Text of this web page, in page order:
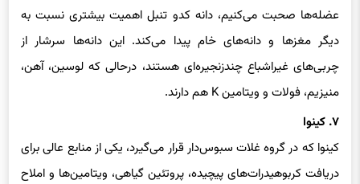
عضله‌ها صحبت می‌کنیم، دانه کدو تنبل اهمیت بیشتری نسبت به
دیگر مغزها و دانه‌های خام پیدا می‌کند. این دانه‌ها سرشار از
چربی‌های غیراشباع چندزنجیره‌ای هستند، درحالی که لوسین، آهن،
منیزیم، فولات و ویتامین K هم دارند.
۷. کینوا
کینوا که در گروه غلات سبوس‌دار قرار می‌گیرد، یکی از منابع عالی برای
دریافت کربوهیدرات‌های پیچیده، پروتئین گیاهی، ویتامین‌ها و املاح